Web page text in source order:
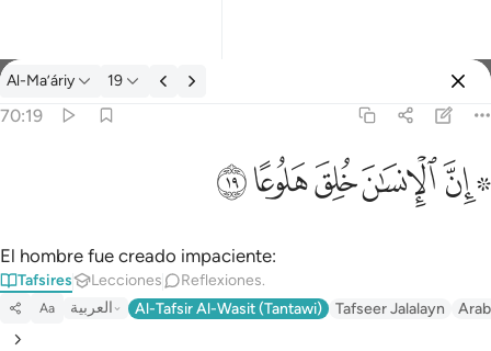
Tafsir: Al-Ma’áriy 70:19
Al-Ma’áriy 19
70:19
ﱪ ﱫﱬﱭﱮﱯ
El hombre fue creado impaciente:
Tafsires Lecciones Reflexiones.
Aa العربية Al-Tafsir Al-Wasit (Tantawi) Tafseer Jalalayn